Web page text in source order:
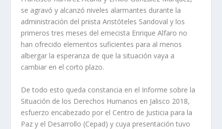
se agravó y alcanzó niveles alarmantes durante la
administración del priista Aristóteles Sandoval y los
primeros tres meses del emecista Enrique Alfaro no
han ofrecido elementos suficientes para al menos
albergar la esperanza de que la situación vaya a
cambiar en el corto plazo.
De todo esto queda constancia en el Informe sobre la
Situación de los Derechos Humanos en Jalisco 2018,
esfuerzo encabezado por el Centro de Justicia para la
Paz y el Desarrollo (Cepad) y cuya presentación tuvo